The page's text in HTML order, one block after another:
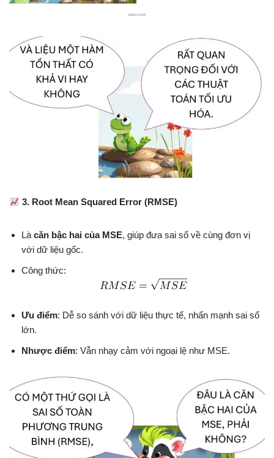
3. Root Mean Squared Error (RMSE)
Là căn bậc hai của MSE, giúp đưa sai số về cùng đơn vị
với dữ liệu gốc.
Công thức:
Ưu điểm: Dễ so sánh với dữ liệu thực tế, nhấn mạnh sai số
lớn.
Nhược điểm: Vẫn nhạy cảm với ngoại lệ như MSE.